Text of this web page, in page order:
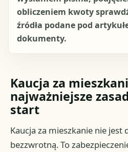
obliczeniem kwoty
źródła podane pod
dokumenty.
Kaucja za
najważniejsze
start
Kaucja za mieszkanie nie jest
bezzwrotną. To